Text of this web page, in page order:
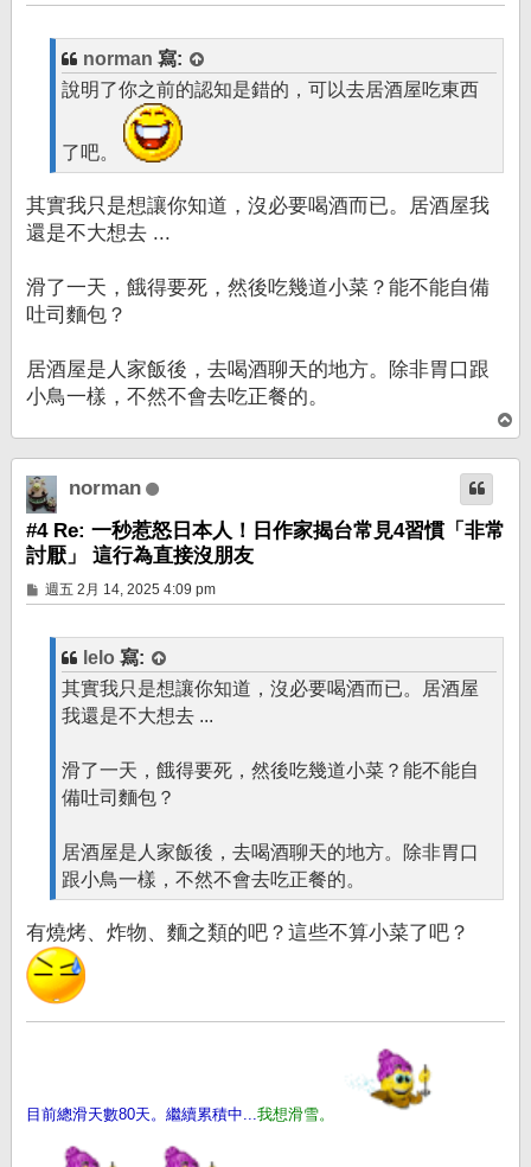
章
norman 寫:
說明了你之前的認知是錯的，可以去居酒屋吃東西
了吧。
其實我只是想讓你知道，沒必要喝酒而已。居酒屋我
還是不大想去 ...
滑了一天，餓得要死，然後吃幾道小菜？能不能自備
吐司麵包？
居酒屋是人家飯後，去喝酒聊天的地方。除非胃口跟
小鳥一樣，不然不會去吃正餐的。
頂
端
norman
#4 Re: 一秒惹怒日本人！日作家揭台常見4習慣「非常
討厭」 這行為直接沒朋友
文
章
週五 2月 14, 2025 4:09 pm
lelo 寫:
其實我只是想讓你知道，沒必要喝酒而已。居酒屋
我還是不大想去 ...
滑了一天，餓得要死，然後吃幾道小菜？能不能自
備吐司麵包？
居酒屋是人家飯後，去喝酒聊天的地方。除非胃口
跟小鳥一樣，不然不會去吃正餐的。
有燒烤、炸物、麵之類的吧？這些不算小菜了吧？
目前總滑天數80天。繼續累積中... 我想滑雪。